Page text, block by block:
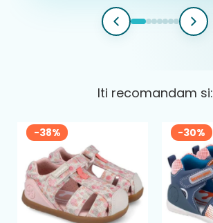
Iti recomandam si:
-38% -30%